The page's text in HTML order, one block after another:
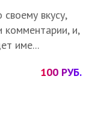
вкусу,
комментарии, и,
име...
100 РУБ.